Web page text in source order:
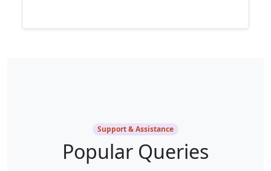
Support & Assistance
Popular Queries